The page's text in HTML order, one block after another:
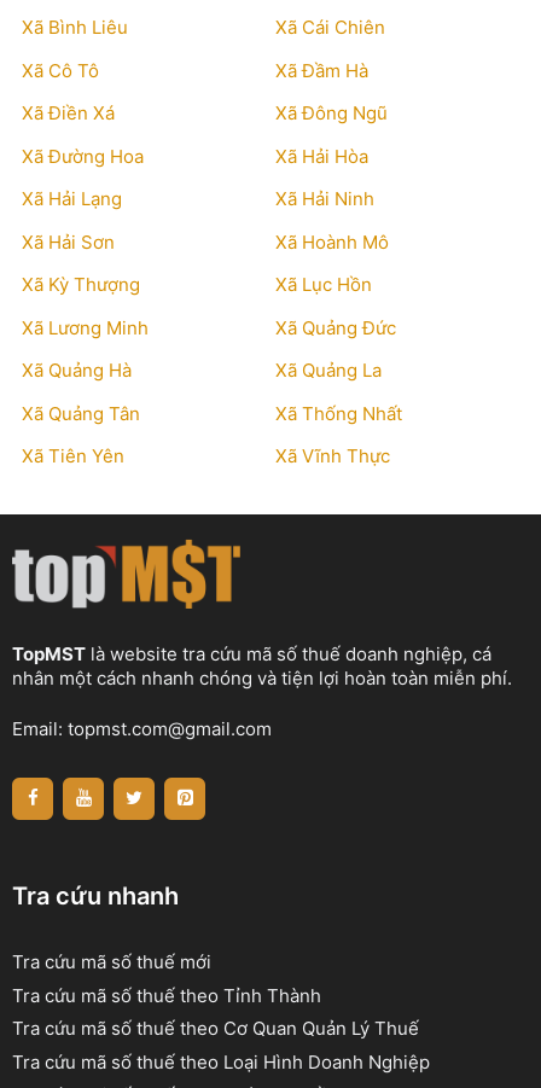
Xã Bình Liêu
Xã Cái Chiên
Xã Cô Tô
Xã Đầm Hà
Xã Điền Xá
Xã Đông Ngũ
Xã Đường Hoa
Xã Hải Hòa
Xã Hải Lạng
Xã Hải Ninh
Xã Hải Sơn
Xã Hoành Mô
Xã Kỳ Thượng
Xã Lục Hồn
Xã Lương Minh
Xã Quảng Đức
Xã Quảng Hà
Xã Quảng La
Xã Quảng Tân
Xã Thống Nhất
Xã Tiên Yên
Xã Vĩnh Thực
TopMST là website tra cứu mã số thuế doanh nghiệp, cá
nhân một cách nhanh chóng và tiện lợi hoàn toàn miễn phí.
Email: topmst.com@gmail.com
Tra cứu nhanh
Tra cứu mã số thuế mới
Tra cứu mã số thuế theo Tỉnh Thành
Tra cứu mã số thuế theo Cơ Quan Quản Lý Thuế
Tra cứu mã số thuế theo Loại Hình Doanh Nghiệp